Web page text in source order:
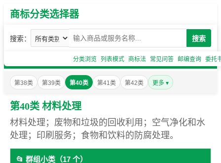
商标分类选择器
搜索： 搜索
分类浏览 列表模式 商标法 常见问答 邮编查询 委托
第38类 第39类 第40类 第41类 第42类 更多 ▾
第40类 材料处理
材料处理；废物和垃圾的回收利用；空气净化和水
处理；印刷服务；食物和饮料的防腐处理。
📂 群组小类（17 个）